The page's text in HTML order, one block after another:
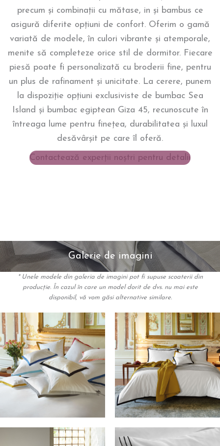
precum și combinații cu mătase, in și bambus ce
asigură diferite opțiuni de confort. Oferim o gamă
variată de modele, în culori vibrante și atemporale,
menite să completeze orice stil de dormitor. Fiecare
piesă poate fi personalizată cu broderii fine, pentru
un plus de rafinament și unicitate. La cerere, punem
la dispoziție opțiuni exclusiviste de bumbac Sea
Island și bumbac egiptean Giza 45, recunoscute în
întreaga lume pentru finețea, durabilitatea și luxul
desăvârșit pe care îl oferă.
Contactează experții noștri pentru detalii
Galerie de imagini
* Unele modele din galeria de imagini pot fi supuse scoaterii din
producție. În cazul în care un model dorit de dvs. nu mai este
disponibil, vă vom găsi alternative similare.